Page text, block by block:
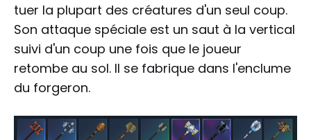
tuer la plupart des créatures d'un seul coup.
Son attaque spéciale est un saut à la vertical
suivi d'un coup une fois que le joueur
retombe au sol. Il se fabrique dans l'enclume
du forgeron.